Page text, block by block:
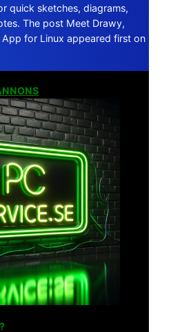
quick sketches, diagrams,
The post Meet Drawy,
App for Linux appeared first on